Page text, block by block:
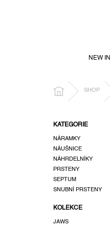
NEW IN
DOMŮ SHOP
KATEGORIE
NÁRAMKY
NÁUŠNICE
NÁHRDELNÍKY
PRSTENY
SEPTUM
SNUBNÍ PRSTENY
KOLEKCE
JAWS